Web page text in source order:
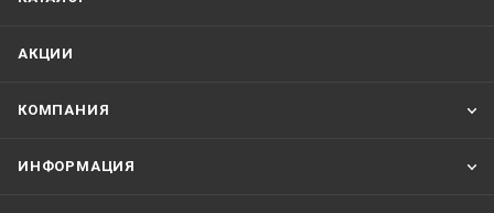
АКЦИИ
КОМПАНИЯ
ИНФОРМАЦИЯ